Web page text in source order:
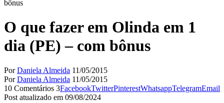
bônus
O que fazer em Olinda em 1
dia (PE) – com bônus
PorDaniela Almeida 11/05/2015
PorDaniela Almeida 11/05/2015
10 Comentários 3FacebookTwitterPinterestWhatsappTelegramEmail
Post atualizado em 09/08/2024